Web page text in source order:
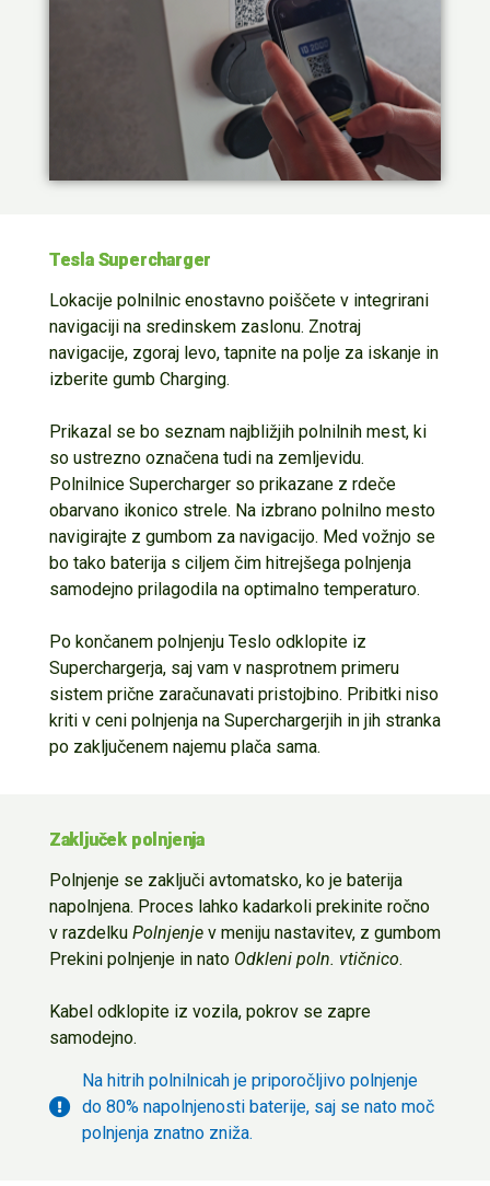
Tesla Supercharger
Lokacije polnilnic enostavno poiščete v integrirani
navigaciji na sredinskem zaslonu. Znotraj
navigacije, zgoraj levo,tapnite na polje za iskanje in
izberite gumb Charging.
Prikazal se bo seznam najbližjih polnilnih mest, ki
so ustrezno označena tudi na zemljevidu.
Polnilnice Superchargerso prikazane z rdeče
obarvano ikonicostrele. Na izbrano polnilno mesto
navigirajte z gumbom za navigacijo. Med vožnjo se
bo tako baterija s ciljem čim hitrejšega polnjenja
samodejno prilagodila na optimalno temperaturo.
Po končanem polnjenju Teslo odklopite iz
Superchargerja, saj vam v nasprotnem primeru
sistem prične zaračunavati pristojbino. Pribitki niso
kriti v ceni polnjenja na Superchargerjihin jih stranka
po zaključenem najemu plača sama.
Zaključek polnjenja
Polnjenje se zaključi avtomatsko, ko je baterija
napolnjena. Proces lahko kadarkoli prekinite ročno
v razdelku Polnjenjev meniju nastavitev, z gumbom
Prekini polnjenje in nato Odkleni poln. vtičnico.
Kabel odklopite iz vozila, pokrov se zapre
samodejno.
Na hitrih polnilnicah je priporočljivo polnjenje
do 80% napolnjenosti baterije, saj se nato moč
polnjenja znatno zniža.